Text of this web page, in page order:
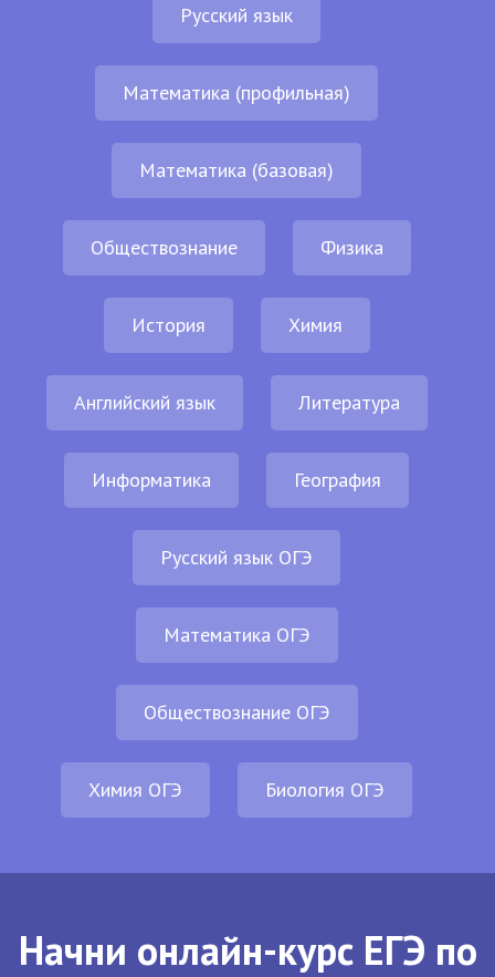
Русский язык
Математика (профильная)
Математика (базовая)
Обществознание Физика
История Химия
Английский язык Литература
Информатика География
Русский язык ОГЭ
Математика ОГЭ
Обществознание ОГЭ
Химия ОГЭ Биология ОГЭ
Начни онлайн-курс ЕГЭ по